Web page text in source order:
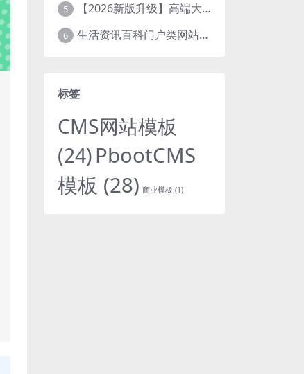
5 【2026新版升级】高端大气网络科技公司网站建设官网源码模板下载
6 生活资讯百科门户类网站pbootcms免费模板源码下载
标签
CMS网站模板
(24)PbootCMS
模板 (28) 商业模板 (1)